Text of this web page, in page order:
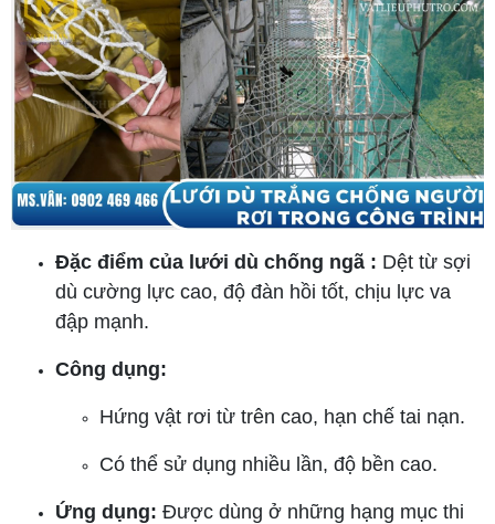
Đặc điểm của lưới dù chống ngã : Dệt từ sợi
dù cường lực cao, độ đàn hồi tốt, chịu lực va
đập mạnh.
Công dụng:
Hứng vật rơi từ trên cao, hạn chế tai nạn.
Có thể sử dụng nhiều lần, độ bền cao.
Ứng dụng: Được dùng ở những hạng mục thi